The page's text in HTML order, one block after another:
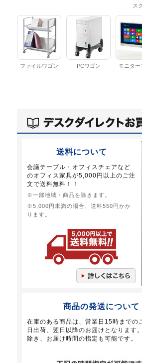
スク
ファイルワゴン PCワゴン モニター
送料について
会議テーブル・オフィスチェアなど
のオフィス家具が5,000円以上のご注
文で送料無料！！
※一部地域・商品を除きます。
※5,000円未満の場合、送料550円かか
ります。
商品の発送について
在庫のある商品は、営業日15時までの
日出荷、翌日以降のお届けとなります
除き、お届け時間の指定も可能です。